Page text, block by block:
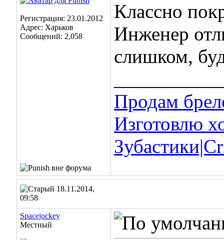
Регистрация: 23.01.2012
Адрес: Харьков
Сообщений: 2,058
Классно
Инженер
слишком,
Продам
Изготовлю
18.11.2014,
09:58
Spacejockey
Местный